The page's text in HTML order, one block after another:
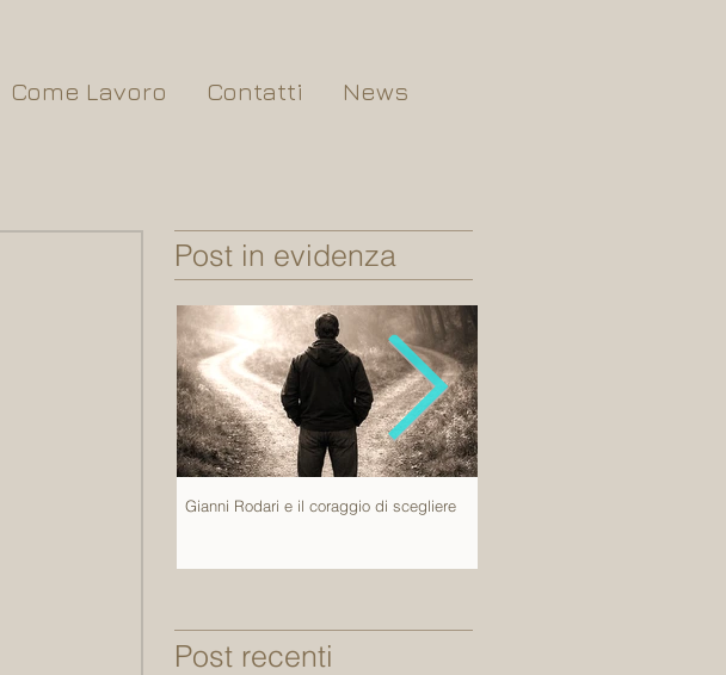
Come Lavoro Contatti News
Post in evidenza
Gianni Rodari e il coraggio di scegliere
Post recenti